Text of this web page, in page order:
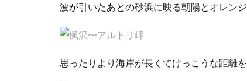
波が引いたあとの砂浜に映る朝陽とオレン
思ったりより海岸が長くてけっこうな距離